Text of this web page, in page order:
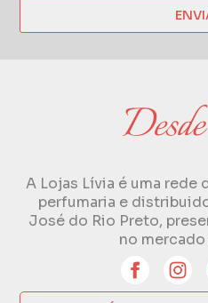
A Lojas Lívia é uma
perfumaria e
José do Rio Preto,
no mercado